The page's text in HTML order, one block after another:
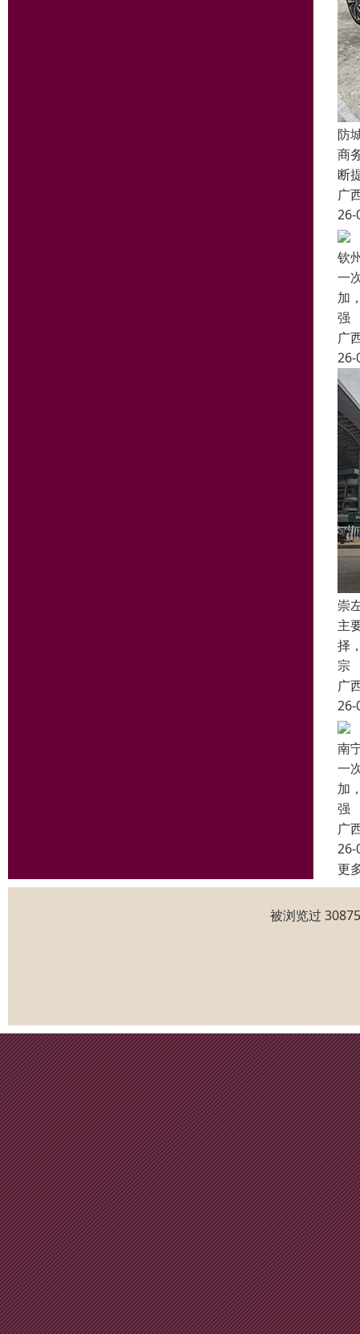
防
商
断
广
26-
钦
一
加
强
广
26-
崇
主
择
宗
广
26-
南
一
加
强
广
26-
更
被浏览过